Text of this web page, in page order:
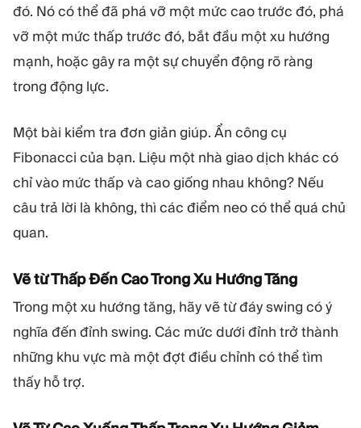
đó. Nó có thể đã phá vỡ một mức cao trước đó, phá
vỡ một mức thấp trước đó, bắt đầu một xu hướng
mạnh, hoặc gây ra một sự chuyển động rõ ràng
trong động lực.
Một bài kiểm tra đơn giản giúp. Ẩn công cụ
Fibonacci của bạn. Liệu một nhà giao dịch khác có
chỉ vào mức thấp và cao giống nhau không? Nếu
câu trả lời là không, thì các điểm neo có thể quá chủ
quan.
Vẽ từ Thấp Đến Cao Trong Xu Hướng Tăng
Trong một xu hướng tăng, hãy vẽ từ đáy swing có ý
nghĩa đến đỉnh swing. Các mức dưới đỉnh trở thành
những khu vực mà một đợt điều chỉnh có thể tìm
thấy hỗ trợ.